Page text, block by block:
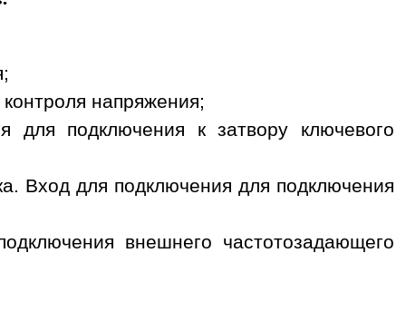
напряжения;
подключения к затвору ключевого
Вход для подключения для подключения
внешнего частотозадающего